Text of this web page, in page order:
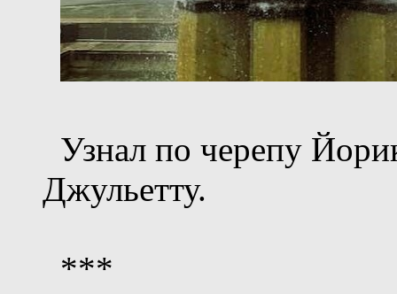
Узнал по черепу
Джульетту.
***